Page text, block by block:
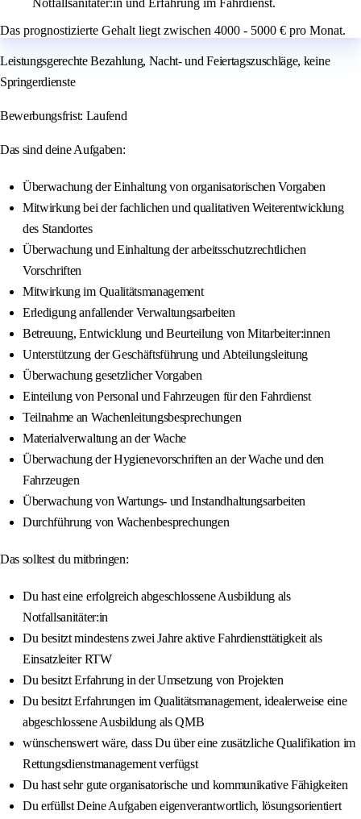
Notfallsanitäter:in und Erfahrung im Fahrdienst.
Das prognostizierte Gehalt liegt zwischen 4000 - 5000 € pro Monat.
Leistungsgerechte Bezahlung, Nacht- und Feiertagszuschläge, keine
Springerdienste
Bewerbungsfrist: Laufend
Das sind deine Aufgaben:
Überwachung der Einhaltung von organisatorischen Vorgaben
Mitwirkung bei der fachlichen und qualitativen Weiterentwicklung
des Standortes
Überwachung und Einhaltung der arbeitsschutzrechtlichen
Vorschriften
Mitwirkung im Qualitätsmanagement
Erledigung anfallender Verwaltungsarbeiten
Betreuung, Entwicklung und Beurteilung von Mitarbeiter:innen
Unterstützung der Geschäftsführung und Abteilungsleitung
Überwachung gesetzlicher Vorgaben
Einteilung von Personal und Fahrzeugen für den Fahrdienst
Teilnahme an Wachenleitungsbesprechungen
Materialverwaltung an der Wache
Überwachung der Hygienevorschriften an der Wache und den
Fahrzeugen
Überwachung von Wartungs- und Instandhaltungsarbeiten
Durchführung von Wachenbesprechungen
Das solltest du mitbringen:
Du hast eine erfolgreich abgeschlossene Ausbildung als
Notfallsanitäter:in
Du besitzt mindestens zwei Jahre aktive Fahrdiensttätigkeit als
Einsatzleiter RTW
Du besitzt Erfahrung in der Umsetzung von Projekten
Du besitzt Erfahrungen im Qualitätsmanagement, idealerweise eine
abgeschlossene Ausbildung als QMB
wünschenswert wäre, dass Du über eine zusätzliche Qualifikation im
Rettungsdienstmanagement verfügst
Du hast sehr gute organisatorische und kommunikative Fähigkeiten
Du erfüllst Deine Aufgaben eigenverantwortlich, lösungsorientiert